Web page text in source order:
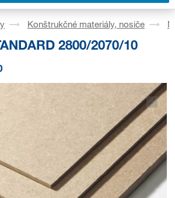
Konštrukčné materiály, nosiče
2800/2070/10